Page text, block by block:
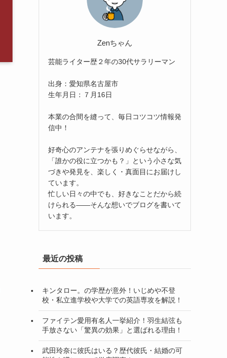
Zenちゃん
芸能ライター歴２年の30代サラリーマン
出身：愛知県名古屋市
生年月日：７月16日
本業の合間を縫って、毎日コツコツ情報発
信中！
好奇心のアンテナを張りめぐらせながら、
「誰かの役に立つかも？」という小さな気
づきや発見を、楽しく・真面目にお届けし
ています。
忙しい日々の中でも、好きなことだから続
けられる——そんな想いでブログを書いて
います。
最近の投稿
キンタロー。の学歴が意外！いじめや不登
校・私立進学校や大学での英語専攻を解説！
ファイテン愛用有名人一挙紹介！羽生結弦も
手放さない「驚異の効果」と選ばれる理由！
武田玲奈に彼氏はいる？歴代彼氏・結婚の可